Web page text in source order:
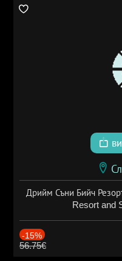
Дрийм Съни Бийч
Resort and
-15%
56.75€